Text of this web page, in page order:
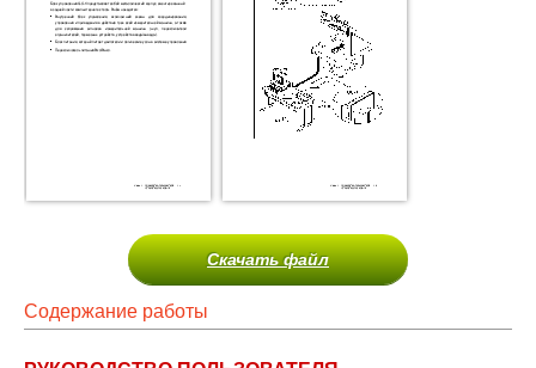
Скачать файл
Содержание работы